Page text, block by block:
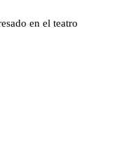
en el teatro